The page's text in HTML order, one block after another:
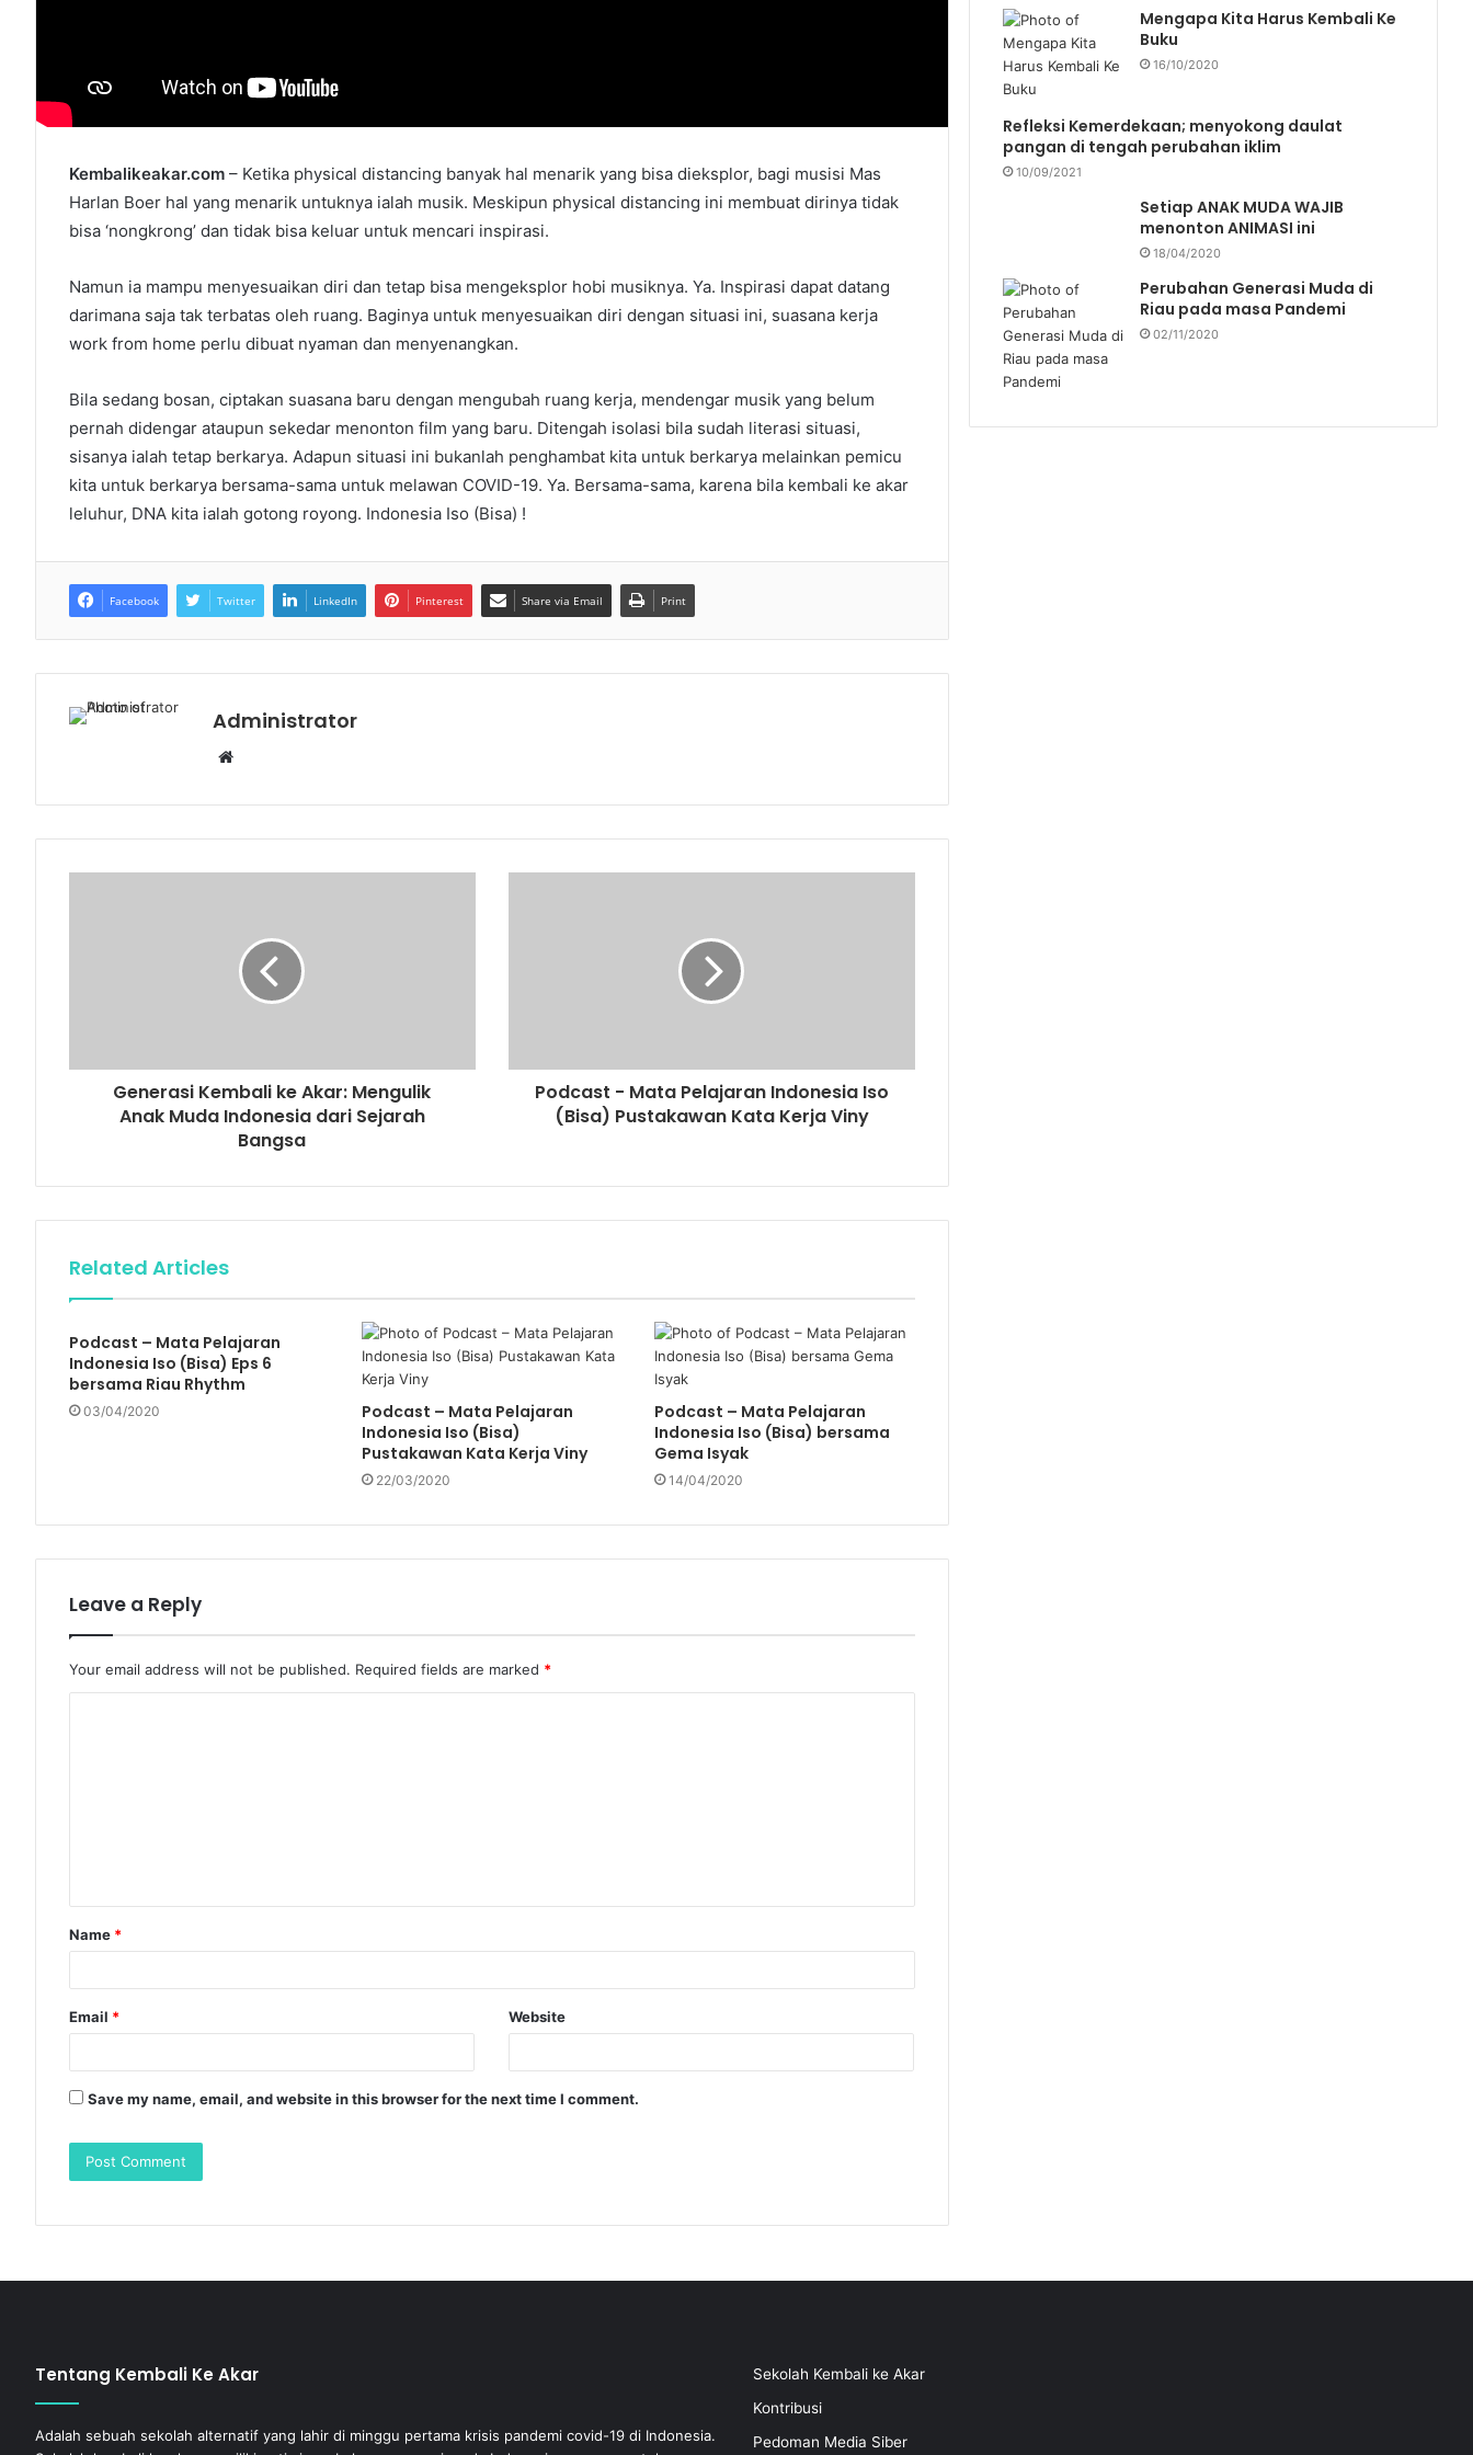
Kembalikeakar.com – Ketika physical distancing banyak hal menarik yang bisa dieksplor, bagi musisi Mas
Harlan Boer hal yang menarik untuknya ialah musik. Meskipun physical distancing ini membuat dirinya tidak
bisa ‘nongkrong’ dan tidak bisa keluar untuk mencari inspirasi.
Namun ia mampu menyesuaikan diri dan tetap bisa mengeksplor hobi musiknya. Ya. Inspirasi dapat datang
darimana saja tak terbatas oleh ruang. Baginya untuk menyesuaikan diri dengan situasi ini, suasana kerja
work from home perlu dibuat nyaman dan menyenangkan.
Bila sedang bosan, ciptakan suasana baru dengan mengubah ruang kerja, mendengar musik yang belum
pernah didengar ataupun sekedar menonton film yang baru. Ditengah isolasi bila sudah literasi situasi,
sisanya ialah tetap berkarya. Adapun situasi ini bukanlah penghambat kita untuk berkarya melainkan pemicu
kita untuk berkarya bersama-sama untuk melawan COVID-19. Ya. Bersama-sama, karena bila kembali ke akar
leluhur, DNA kita ialah gotong royong. Indonesia Iso (Bisa) !
Facebook Twitter LinkedIn Pinterest Share via Email Print
Administrator
b
s
Generasi Kembali ke Akar: Mengulik
Anak Muda Indonesia dari Sejarah
Bangsa
Podcast - Mata Pelajaran Indonesia Iso
(Bisa) Pustakawan Kata Kerja Viny
Related Articles
Podcast – Mata Pelajaran
Indonesia Iso (Bisa) Eps 6
bersama Riau Rhythm
03/04/2020
Podcast – Mata Pelajaran
Indonesia Iso (Bisa)
Pustakawan Kata Kerja Viny
22/03/2020
Podcast – Mata Pelajaran
Indonesia Iso (Bisa) bersama
Gema Isyak
14/04/2020
Leave a Reply
Your email address will not be published. Required fields are marked *
Name *
Email * Website
Save my name, email, and website in this browser for the next time I comment.
Mengapa Kita Harus Kembali Ke
Buku
16/10/2020
Refleksi Kemerdekaan; menyokong daulat
pangan di tengah perubahan iklim
10/09/2021
Setiap ANAK MUDA WAJIB
menonton ANIMASI ini
18/04/2020
Perubahan Generasi Muda di
Riau pada masa Pandemi
02/11/2020
Tentang Kembali Ke Akar
Adalah sebuah sekolah alternatif yang lahir di minggu pertama krisis pandemi covid-19 di Indonesia.
Sekolah Kembali ke Akar
Kontribusi
Pedoman Media Siber